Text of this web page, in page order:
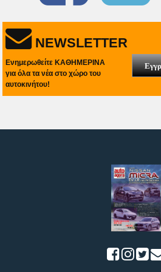
NEWSLETTER
Ενημερωθείτε ΚΑΘΗΜΕΡΙΝΑ
για όλα τα νέα στο χώρο του
αυτοκινήτου!